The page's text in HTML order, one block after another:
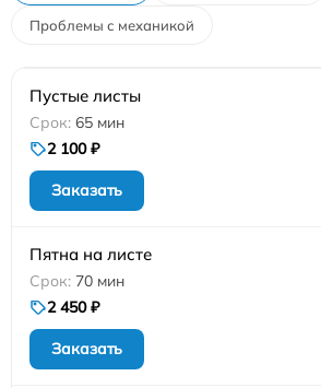
Проблемы с механикой
Пустые листы
65 мин
2 100 ₽
Заказать
Пятна на листе
70 мин
2 450 ₽
Заказать